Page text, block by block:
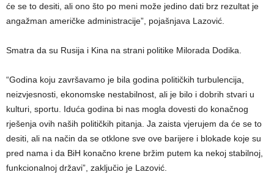
će se to desiti, ali ono što po meni može jedino dati brz rezultat je
angažman američke administracije”, pojašnjava Lazović.
Smatra da su Rusija i Kina na strani politike Milorada Dodika.
“Godina koju završavamo je bila godina političkih turbulencija,
neizvjesnosti, ekonomske nestabilnost, ali je bilo i dobrih stvari u
kulturi, sportu. Iduća godina bi nas mogla dovesti do konačnog
rješenja ovih naših političkih pitanja. Ja zaista vjerujem da će se to
desiti, ali na način da se otklone sve ove barijere i blokade koje su
pred nama i da BiH konačno krene bržim putem ka nekoj stabilnoj,
funkcionalnoj državi”, zaključio je Lazović.